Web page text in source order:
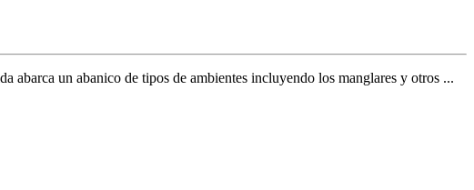
abarca un abanico de tipos de ambientes incluyendo los manglares y otros ...